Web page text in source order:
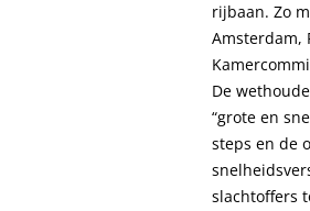
rijbaan. Zo
Amsterdam,
De
“grote en
steps en de
slachtoffers